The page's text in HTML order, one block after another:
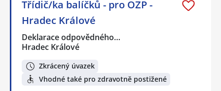
Třídič/ka balíčků - pro OZP -
Hradec Králové
Deklarace odpovědného…
Hradec Králové
Zkrácený úvazek
Vhodné také pro zdravotně postižené